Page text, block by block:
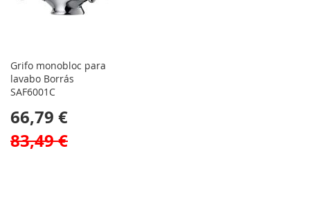
Grifo monobloc para
lavabo Borrás
SAF6001C
66,79 €
83,49 €